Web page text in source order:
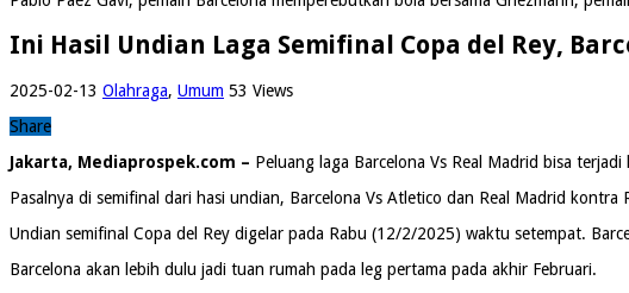
Ini Hasil Undian Laga Semifinal Copa del Rey,
2025-02-13 Olahraga, Umum 53 Views
Share
Jakarta, Mediaprospek.com – Peluang laga Barcelona Vs Real Madrid bisa
Pasalnya di semifinal dari hasi undian, Barcelona Vs Atletico dan Real Madrid kontra
Undian semifinal Copa del Rey digelar pada Rabu (12/2/2025) waktu setempat.
Barcelona akan lebih dulu jadi tuan rumah pada leg pertama pada akhir Februari.